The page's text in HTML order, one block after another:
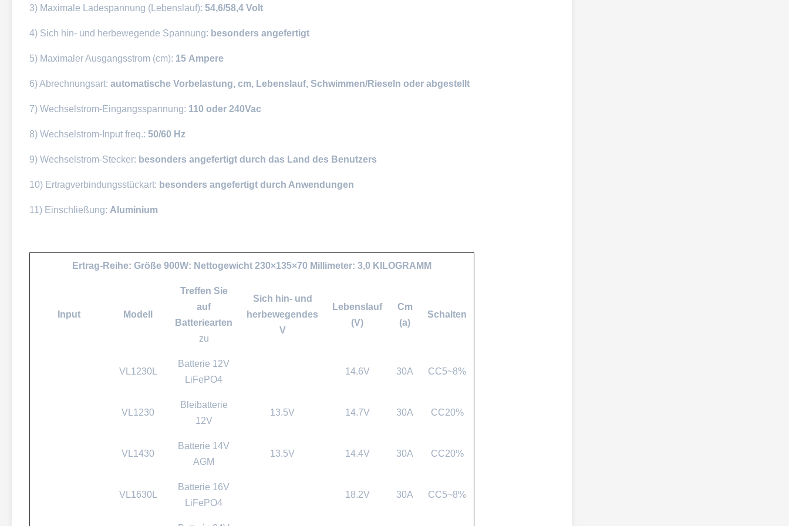
3) Maximale Ladespannung (Lebenslauf): 54,6/58,4 Volt
4) Sich hin- und herbewegende Spannung: besonders angefertigt
5) Maximaler Ausgangsstrom (cm): 15 Ampere
6) Abrechnungsart: automatische Vorbelastung, cm, Lebenslauf, Schwimmen/Rieseln oder abgestellt
7) Wechselstrom-Eingangsspannung: 110 oder 240Vac
8) Wechselstrom-Input freq.: 50/60 Hz
9) Wechselstrom-Stecker: besonders angefertigt durch das Land des Benutzers
10) Ertragverbindungsstückart: besonders angefertigt durch Anwendungen
11) Einschließung: Aluminium
Ertrag-Reihe: Größe 900W: Nettogewicht 230×135×70 Millimeter: 3,0 KILOGRAMM
Input Modell
Treffen Sie
auf
Batteriearten
zu
Sich hin- und
herbewegendes
V
Lebenslauf
(V)
Cm
(a)
Schalten
VL1230L
Batterie 12V
LiFePO4
14.6V 30A CC5~8%
VL1230
Bleibatterie
12V
13.5V 14.7V 30A CC20%
VL1430
Batterie 14V
AGM
13.5V 14.4V 30A CC20%
VL1630L
Batterie 16V
LiFePO4
18.2V 30A CC5~8%